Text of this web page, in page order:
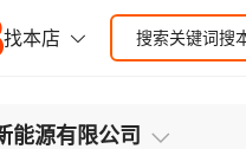
能源有限公司